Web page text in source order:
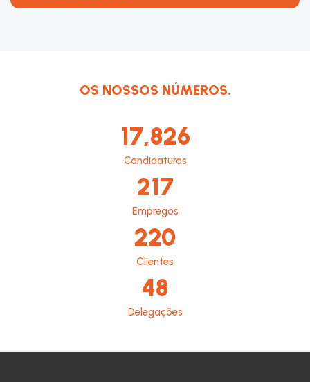
OS NOSSOS NÚMEROS.
17,826
Candidaturas
217
Empregos
220
Clientes
48
Delegações